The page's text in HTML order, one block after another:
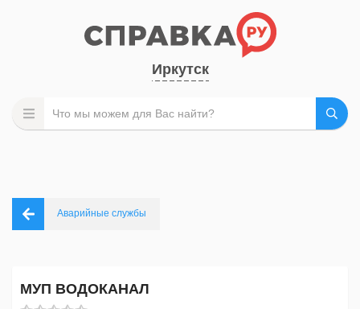
Иркутск
Аварийные службы
МУП ВОДОКАНАЛ